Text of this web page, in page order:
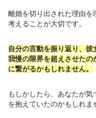
離婚を切り出された理由を
考えることが大切です。
自分の言動を振り返り、
我慢の限界を超えさせた
に繋がるかもしれません。
もしかしたら、あなたが
を抱えていたのかもしれま